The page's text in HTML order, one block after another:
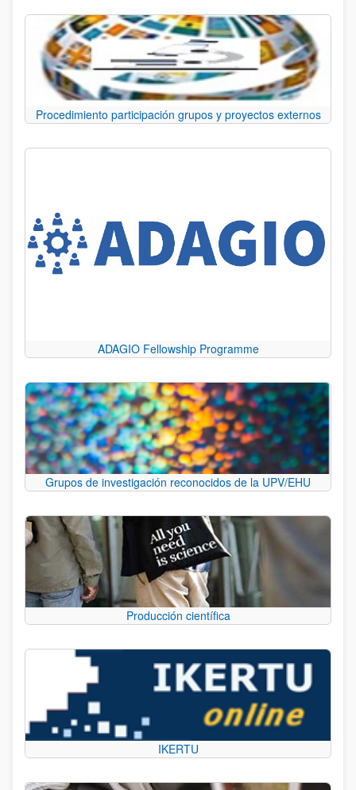
Procedimiento participación grupos y proyectos externos
ADAGIO Fellowship Programme
Grupos de investigación reconocidos de la UPV/EHU
Producción científica
IKERTU